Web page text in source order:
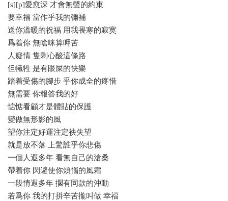
[s][p]愛愈深 才會無聲的約束
要幸福 當作乎我的彌補
送你溫暖的祝福 用我畏寒的寂寞
爲着你 無啥咪算呷苦
人癡情 隻剩心酸這條路
但犧牲 是有眼屎的快樂
踏着受傷的腳步 乎你成全的疼惜
無需要 你報答我的好
惦惦看顧才是體貼的保護
變做無形影的風
望你注定好運注定袂失望
就是放不落 上驚誰乎你悲傷
一個人遐多年 看無自己的滄桑
帶着你 閃避使你煩惱的風霜
一段情遐多年 擱有同款的沖動
若爲你 我的打拼辛苦攏叫做 幸福